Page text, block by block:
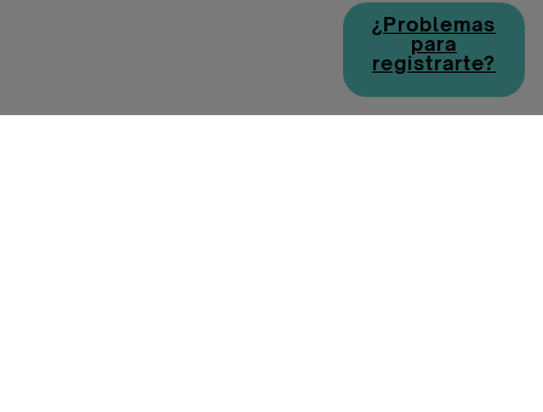
¿Problemas
para
registrarte?